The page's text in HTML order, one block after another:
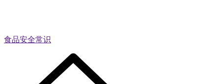
食品安全常识